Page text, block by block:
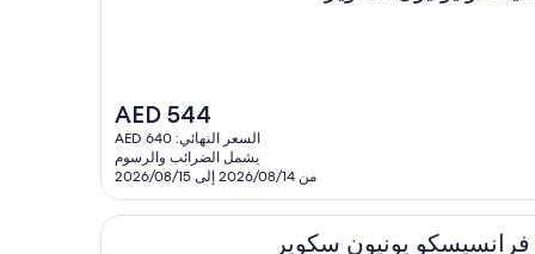
السعر
الحالي
هو
AED
544
AED 544
السعر النهائي: AED 640
يشمل الضرائب والرسوم
من 2026/08/14 إلى 2026/08/15
يونيون سكوير